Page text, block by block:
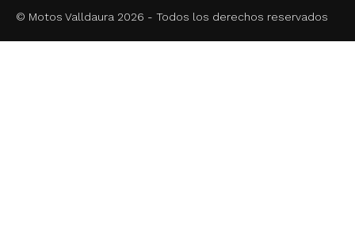
© Motos Valldaura 2026 - Todos los derechos reservados